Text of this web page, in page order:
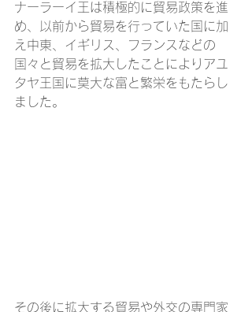
ナーラーイ王は積極的に貿易政策を進
め、以前から貿易を行っていた国に加
え中東、イギリス、フランスなどの
国々と貿易を拡大したことによりアユ
タヤ王国に莫大な富と繁栄をもたらし
ました。
その後に拡大する貿易や外交の専門家